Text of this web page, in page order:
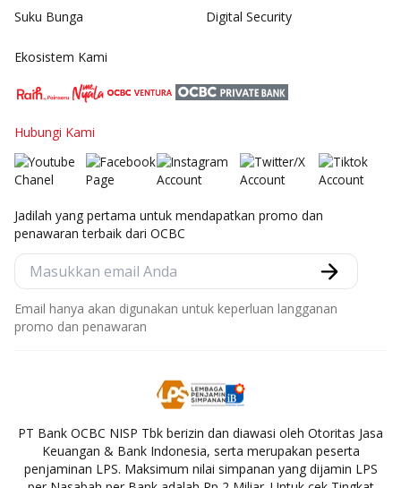
Suku Bunga
Digital Security
Ekosistem Kami
Hubungi Kami
Jadilah yang pertama untuk mendapatkan promo dan
penawaran terbaik dari OCBC
Email hanya akan digunakan untuk keperluan langganan
promo dan penawaran
PT Bank OCBC NISP Tbk berizin dan diawasi oleh Otoritas Jasa
Keuangan & Bank Indonesia, serta merupakan peserta
penjaminan LPS. Maksimum nilai simpanan yang dijamin LPS